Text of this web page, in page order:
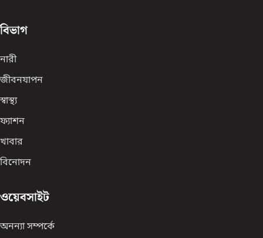
বিভাগ
নারী
জীবনযাপন
স্বাস্থ্য
ফ্যাশন
খাবার
বিনোদন
ওয়েবসাইট
অনন্যা সম্পর্কে